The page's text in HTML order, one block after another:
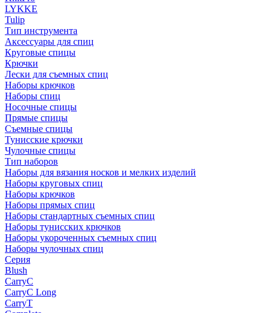
LYKKE
Tulip
Тип инструмента
Аксессуары для спиц
Круговые спицы
Крючки
Лески для съемных спиц
Наборы крючков
Наборы спиц
Носочные спицы
Прямые спицы
Съемные спицы
Тунисские крючки
Чулочные спицы
Тип наборов
Наборы для вязания носков и мелких изделий
Наборы круговых спиц
Наборы крючков
Наборы прямых спиц
Наборы стандартных съемных спиц
Наборы тунисских крючков
Наборы укороченных съемных спиц
Наборы чулочных спиц
Серия
Blush
CarryC
CarryC Long
CarryT